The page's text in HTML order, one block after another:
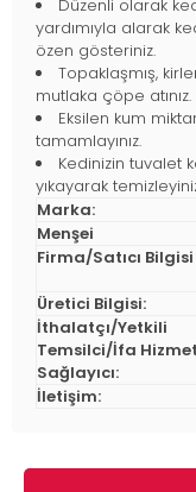
Düzenli olarak
yardımıyla alarak
özen gösteriniz.
Topaklaşmış,
mutlaka çöpe atınız.
Eksilen kum
tamamlayınız.
Kedinizin tuvalet
yıkayarak
Marka:
Menşei
Firma/Satıcı Bilgisi
Üretici Bilgisi:
İthalatçı/Yetkili
Temsilci/İfa Hizmet
Sağlayıcı:
İletişim: